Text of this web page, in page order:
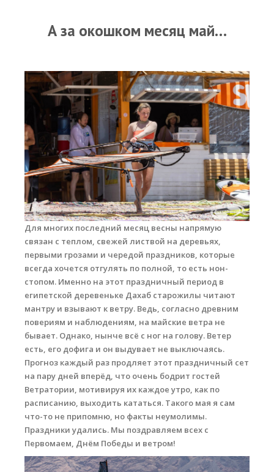
Виртуальный тур Ганет Синай
Дахаб
ВиндСерфКидс
Новости
Медиа
Медиа архив
Фотки
Видео
Места катания
Ветратория.Вьетнам
Ветратория Россия
Ветратория.Египет
Цены
Обучение виндсерфингу
Прокат оборудования
Прокат Винг Фоил
Продажа оборудования
А за окошком месяц май…
Для многих последний месяц весны напрямую
связан с теплом, свежей листвой на деревьях,
первыми грозами и чередой праздников, которые
всегда хочется отгулять по полной, то есть нон-
стопом. Именно на этот праздничный период в
египетской деревеньке Дахаб старожилы читают
мантру и взывают к ветру. Ведь, согласно древним
повериям и наблюдениям, на майские ветра не
бывает. Однако, нынче всё с ног на голову. Ветер
есть, его дофига и он выдувает не выключаясь.
Прогноз каждый раз продляет этот праздничный сет
на пару дней вперёд, что очень бодрит гостей
Ветратории, мотивируя их каждое утро, как по
расписанию, выходить кататься. Такого мая я сам
что-то не припомню, но факты неумолимы.
Праздники удались. Мы поздравляем всех с
Первомаем, Днём Победы и ветром!